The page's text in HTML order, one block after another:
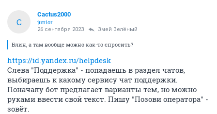
C
Cactus2000
junior
26 сентября 2023 Змей Зелёный
Блин, а там вообще можно как-то спросить?
https://id.yandex.ru/helpdesk
Слева "Поддержка" - попадаешь в раздел чатов,
выбираешь к какому сервису чат поддержки.
Поначалу бот предлагает варианты тем, но можно
руками ввести свой текст. Пишу "Позови оператора" -
зовёт.